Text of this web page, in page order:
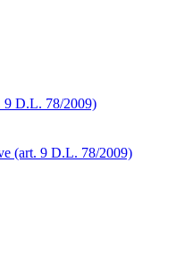
9 D.L. 78/2009)
(art. 9 D.L. 78/2009)